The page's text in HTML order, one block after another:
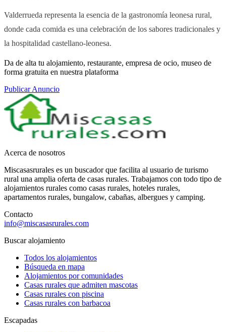
Valderrueda representa la esencia de la gastronomía leonesa rural,
donde cada comida es una celebración de los sabores tradicionales y
la hospitalidad castellano-leonesa.
Da de alta tu alojamiento, restaurante, empresa de ocio, museo de
forma gratuita en nuestra plataforma
Publicar Anuncio
Acerca de nosotros
Miscasasrurales es un buscador que facilita al usuario de turismo
rural una amplia oferta de casas rurales. Trabajamos con todo tipo de
alojamientos rurales como casas rurales, hoteles rurales,
apartamentos rurales, bungalow, cabañas, albergues y camping.
Contacto
info@miscasasrurales.com
Buscar alojamiento
Todos los alojamientos
Búsqueda en mapa
Alojamientos por comunidades
Casas rurales que admiten mascotas
Casas rurales con piscina
Casas rurales con barbacoa
Escapadas